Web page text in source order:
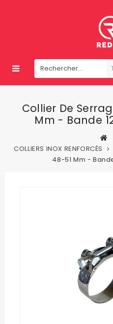
Collier De
Mm - Bande
COLLIERS INOX RENFORCÉS
48-51 Mm -